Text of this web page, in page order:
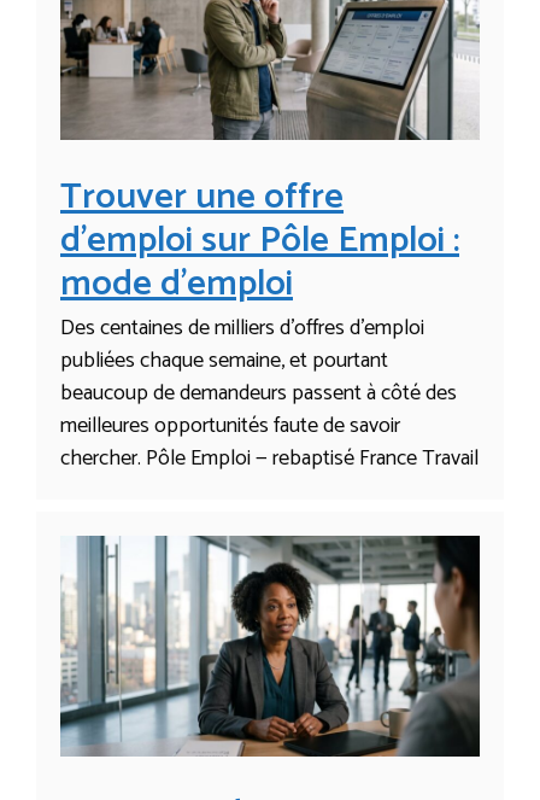
Trouver une offre
d’emploi sur Pôle Emploi :
mode d’emploi
Des centaines de milliers d’offres d’emploi
publiées chaque semaine, et pourtant
beaucoup de demandeurs passent à côté des
meilleures opportunités faute de savoir
chercher. Pôle Emploi — rebaptisé France Travail